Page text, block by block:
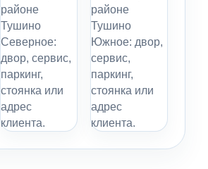
районе
Тушино
Северное:
двор, сервис,
паркинг,
стоянка или
адрес
клиента.
районе
Тушино
Южное: двор,
сервис,
паркинг,
стоянка или
адрес
клиента.